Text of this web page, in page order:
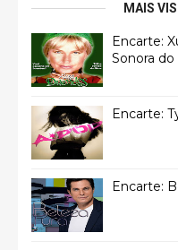
MAIS
Encarte:
Sonora do
Encarte:
Encarte: